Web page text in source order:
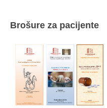
Brošure za pacijente